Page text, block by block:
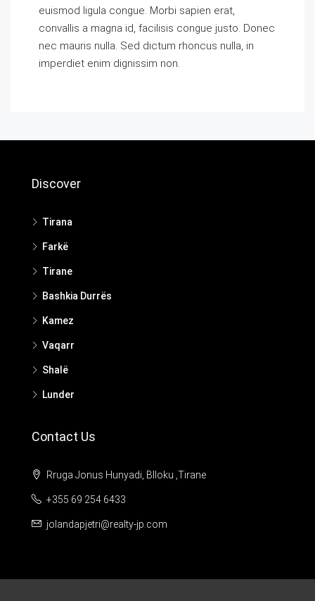
euismod ligula congue. Morbi sapien erat,
convallis a magna id, facilisis congue justo. Donec
nec mauris nulla. Sed dictum rhoncus nulla, in
imperdiet enim dignissim non.
Discover
Tirana
Farkë
Tirane
Bashkia Durrës
Kamez
Vaqarr
Shalë
Lunder
Contact Us
Rruga Jonus Hunyadi, Blloku ,Tirane
+355 69 254 6433
jolandapjetri@realty-jp.com